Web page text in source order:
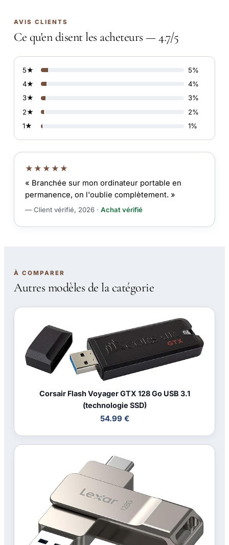
AVIS CLIENTS
Ce qu'en disent les acheteurs — 4.7/5
5★
5%
4★
4%
3★
3%
2★
2%
1★
1%
★★★★★
« Branchée sur mon ordinateur portable en
permanence, on l'oublie complètement. »
— Client vérifié, 2026 · Achat vérifié
À COMPARER
Autres modèles de la catégorie
Corsair Flash Voyager GTX 128 Go USB 3.1
(technologie SSD)
54.99 €